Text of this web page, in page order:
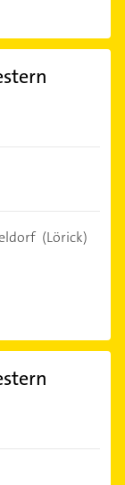
(Lörick)